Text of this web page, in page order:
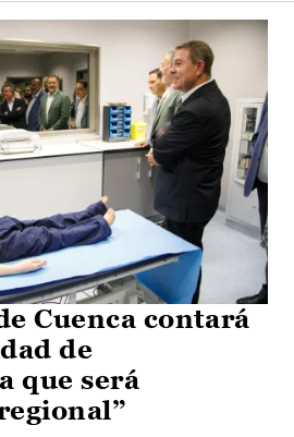
Cuenca contará
de
que será